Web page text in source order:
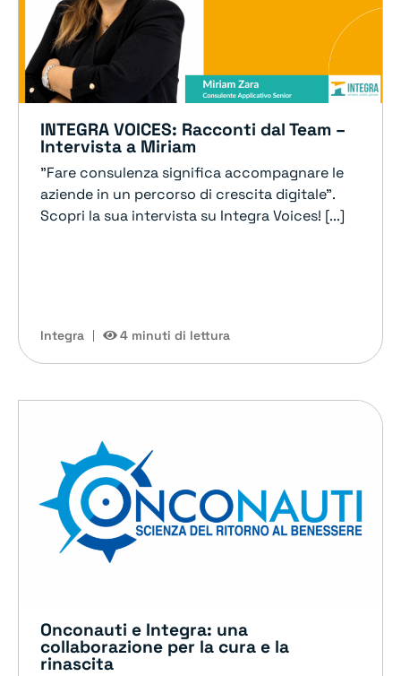
INTEGRA VOICES: Racconti dal Team –
Intervista a Miriam
"Fare consulenza significa accompagnare le
aziende in un percorso di crescita digitale".
Scopri la sua intervista su Integra Voices! [...]
Integra 4 minuti di lettura
Onconauti e Integra: una
collaborazione per la cura e la
rinascita